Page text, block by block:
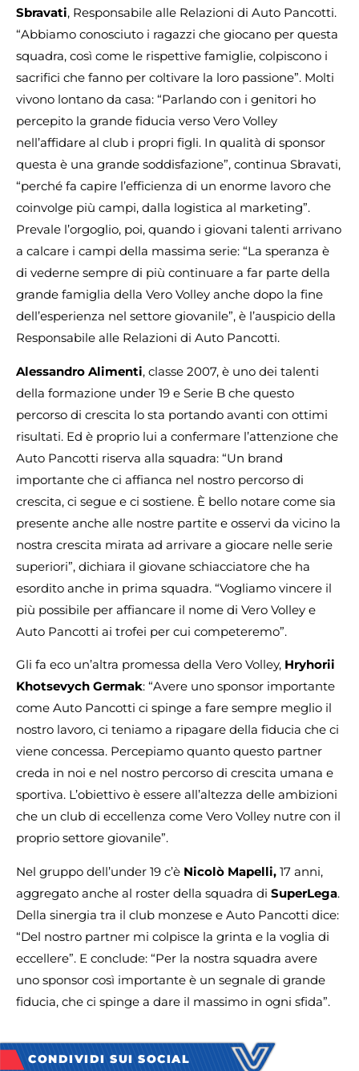
Sbravati, Responsabile alle Relazioni di Auto Pancotti.
“Abbiamo conosciuto i ragazzi che giocano per questa
squadra, così come le rispettive famiglie, colpiscono i
sacrifici che fanno per coltivare la loro passione”. Molti
vivono lontano da casa: “Parlando con i genitori ho
percepito la grande fiducia verso Vero Volley
nell’affidare al club i propri figli. In qualità di sponsor
questa è una grande soddisfazione”, continua Sbravati,
“perché fa capire l’efficienza di un enorme lavoro che
coinvolge più campi, dalla logistica al marketing”.
Prevale l’orgoglio, poi, quando i giovani talenti arrivano
a calcare i campi della massima serie: “La speranza è
di vederne sempre di più continuare a far parte della
grande famiglia della Vero Volley anche dopo la fine
dell’esperienza nel settore giovanile”, è l’auspicio della
Responsabile alle Relazioni di Auto Pancotti.
Alessandro Alimenti, classe 2007, è uno dei talenti
della formazione under 19 e Serie B che questo
percorso di crescita lo sta portando avanti con ottimi
risultati. Ed è proprio lui a confermare l’attenzione che
Auto Pancotti riserva alla squadra: “Un brand
importante che ci affianca nel nostro percorso di
crescita, ci segue e ci sostiene. È bello notare come sia
presente anche alle nostre partite e osservi da vicino la
nostra crescita mirata ad arrivare a giocare nelle serie
superiori”, dichiara il giovane schiacciatore che ha
esordito anche in prima squadra. “Vogliamo vincere il
più possibile per affiancare il nome di Vero Volley e
Auto Pancotti ai trofei per cui competeremo”.
Gli fa eco un’altra promessa della Vero Volley, Hryhorii
Khotsevych Germak: “Avere uno sponsor importante
come Auto Pancotti ci spinge a fare sempre meglio il
nostro lavoro, ci teniamo a ripagare della fiducia che ci
viene concessa. Percepiamo quanto questo partner
creda in noi e nel nostro percorso di crescita umana e
sportiva. L’obiettivo è essere all’altezza delle ambizioni
che un club di eccellenza come Vero Volley nutre con il
proprio settore giovanile”.
Nel gruppo dell’under 19 c’è Nicolò Mapelli, 17 anni,
aggregato anche al roster della squadra di SuperLega.
Della sinergia tra il club monzese e Auto Pancotti dice:
“Del nostro partner mi colpisce la grinta e la voglia di
eccellere”. E conclude: “Per la nostra squadra avere
uno sponsor così importante è un segnale di grande
fiducia, che ci spinge a dare il massimo in ogni sfida”.
CONDIVIDI SUI SOCIAL